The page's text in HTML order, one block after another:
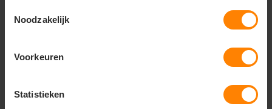
Noodzakelijk
Voorkeuren
Statistieken
Mouw: Lange mouwen
op met onze